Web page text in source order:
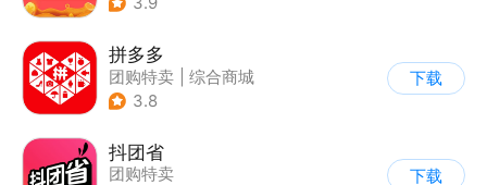
拼多多
团购特卖
综合商城
3.8
下载
抖团省
团购特卖
下载